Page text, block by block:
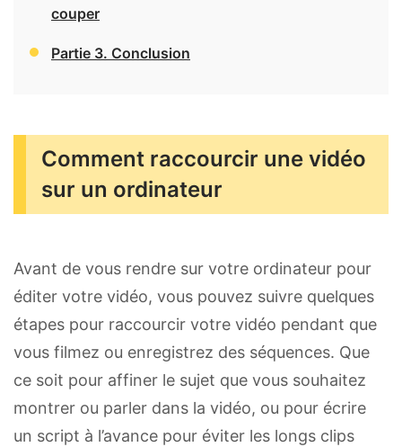
couper
Partie 3. Conclusion
Comment raccourcir une vidéo
sur un ordinateur
Avant de vous rendre sur votre ordinateur pour
éditer votre vidéo, vous pouvez suivre quelques
étapes pour raccourcir votre vidéo pendant que
vous filmez ou enregistrez des séquences. Que
ce soit pour affiner le sujet que vous souhaitez
montrer ou parler dans la vidéo, ou pour écrire
un script à l’avance pour éviter les longs clips